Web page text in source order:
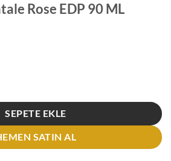
Rose EDP 90 ML
90 ML Kadın Parfüm adet
SEPETE EKLE
SATIN AL